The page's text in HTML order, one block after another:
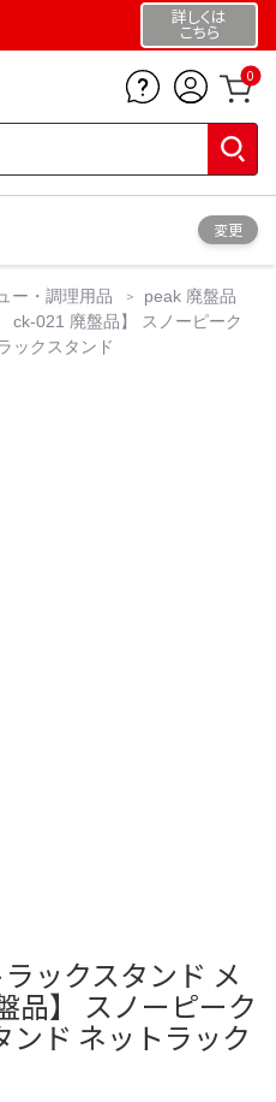
詳しくは
こちら
0
変更
ー・調理用品
peak 廃盤品
021 廃盤品】 スノーピーク
ックスタンド
ックスタンド メ
】 スノーピーク
ンド ネットラック